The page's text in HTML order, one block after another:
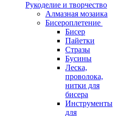
Рукоделие и творчество
Алмазная мозаика
Бисероплетение
Бисер
Пайетки
Стразы
Бусины
Леска,
проволока,
нитки для
бисера
Инструменты
для